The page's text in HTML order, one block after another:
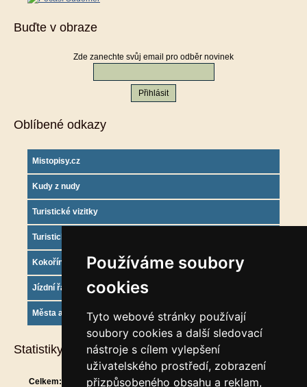
Používáme soubory
cookies
Tyto webové stránky používají
soubory cookies a další sledovací
nástroje s cílem vylepšení
uživatelského prostředí, zobrazení
přizpůsobeného obsahu a reklam,
Buďte v obraze
Zde zanechte svůj email pro odběr novinek
Oblíbené odkazy
Mistopisy.cz
Kudy z nudy
Turistické vizitky
Turistický deník
Kokořínsko info
Jízdní řády
Města a obce
Statistiky
Celkem: 913813